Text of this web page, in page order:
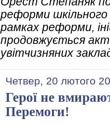
реформи шкільного
рамках реформи,
продовжується
увітчизняних
Четвер, 20 лютого
Герої не
Перемоги!